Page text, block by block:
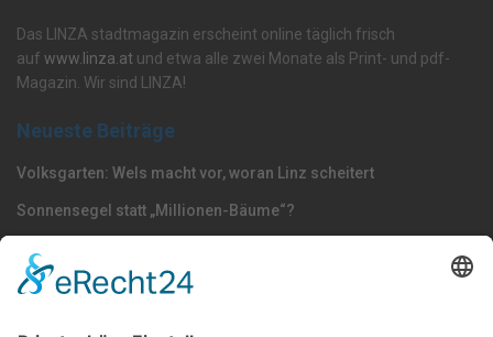
Das LINZA stadtmagazin erscheint online täglich frisch
auf www.linza.at und etwa alle zwei Monate als Print- und pdf-
Magazin. Wir sind LINZA!
Neueste Beiträge
Volksgarten: Wels macht vor, woran Linz scheitert
Sonnensegel statt „Millionen-Bäume“?
Strafmündigkeit jetzt senken“